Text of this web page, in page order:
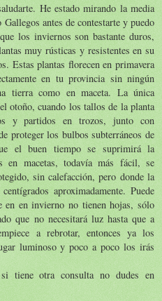
He estado mirando la media
antes de contestarte y puedo
los inviernos son bastante duros,
muy rústicas y resistentes en su
Estas plantas florecen en primavera
en tu provincia sin ningún
tierra como en maceta. La única
otoño, cuando los tallos de la planta
y partidos en trozos, junto con
proteger los bulbos subterráneos de
el buen tiempo se suprimirá la
en macetas, todavía más fácil, se
sin calefacción, pero donde la
aproximadamente. Puede
en en invierno no tienen hojas, sólo
que no necesitará luz hasta que a
a rebrotar, entonces ya los
luminoso y poco a poco los irás
si tiene otra consulta no dudes en